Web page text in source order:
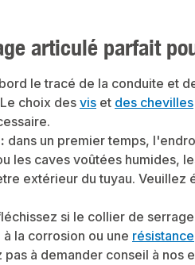
d'eau, de chauffage
chauffage et
produitMatériau :
: M8 et
et rapideDans notre
également des
que d'autres
articulé parfait
le tracé de la conduite et
choix des vis et des chevilles
dans un premier temps,
les caves voûtées humides,
extérieur du tuyau.
si le collier de
la corrosion ou une résistance
pas à demander conseil à nos